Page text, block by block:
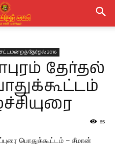
சட்டமன்றத் தேர்தல் 2016
தேர்தல்
65
பொதுக்கூட்டம் – சீமான்